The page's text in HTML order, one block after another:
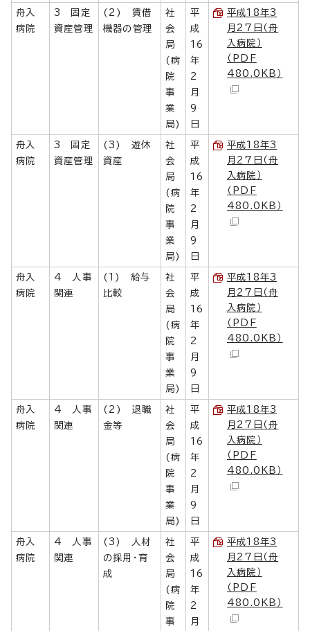
舟入
病院
3 固定
資産管理
(2) 賃借
機器の管理
社
会
局
(病
院
事
業
局)
平
成
16
年
2
月
9
日
平成18年3
月27日（舟
入病院）
（PDF
480.0KB）
舟入
病院
3 固定
資産管理
(3) 遊休
資産
社
会
局
(病
院
事
業
局)
平
成
16
年
2
月
9
日
平成18年3
月27日（舟
入病院）
（PDF
480.0KB）
舟入
病院
4 人事
関連
(1) 給与
比較
社
会
局
(病
院
事
業
局)
平
成
16
年
2
月
9
日
平成18年3
月27日（舟
入病院）
（PDF
480.0KB）
舟入
病院
4 人事
関連
(2) 退職
金等
社
会
局
(病
院
事
業
局)
平
成
16
年
2
月
9
日
平成18年3
月27日（舟
入病院）
（PDF
480.0KB）
舟入
病院
4 人事
関連
(3) 人材
の採用・育
成
社
会
局
(病
院
事
平
成
16
年
2
月
平成18年3
月27日（舟
入病院）
（PDF
480.0KB）